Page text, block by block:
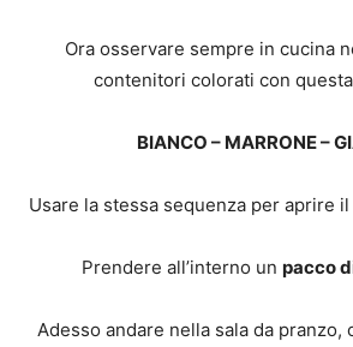
Ora osservare sempre in cucina
contenitori colorati con
BIANCO – MARRONE –
Usare la stessa sequenza per aprire
Prendere all’interno un pacco
Adesso andare nella sala da pranzo,